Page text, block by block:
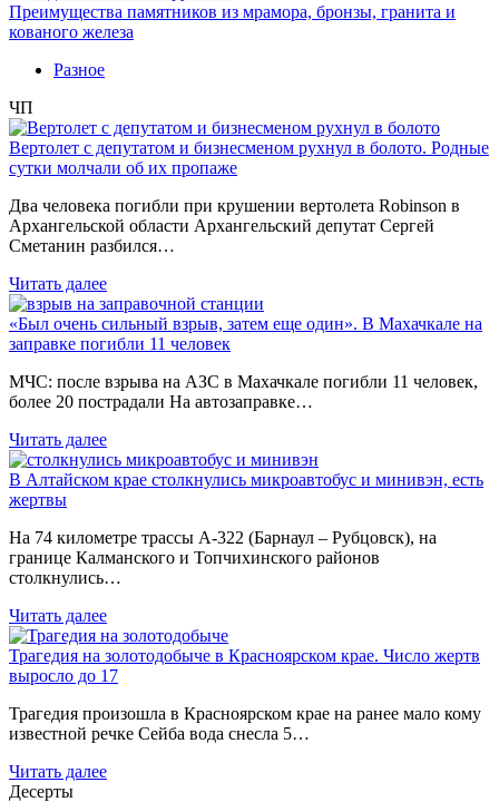
Преимущества памятников из мрамора, бронзы, гранита и
кованого железа
Разное
ЧП
Вертолет с депутатом и бизнесменом рухнул в болото. Родные
сутки молчали об их пропаже
Два человека погибли при крушении вертолета Robinson в
Архангельской области Архангельский депутат Сергей
Сметанин разбился…
Читать далее
«Был очень сильный взрыв, затем еще один». В Махачкале на
заправке погибли 11 человек
МЧС: после взрыва на АЗС в Махачкале погибли 11 человек,
более 20 пострадали На автозаправке…
Читать далее
В Алтайском крае столкнулись микроавтобус и минивэн, есть
жертвы
На 74 километре трассы А-322 (Барнаул – Рубцовск), на
границе Калманского и Топчихинского районов
столкнулись…
Читать далее
Трагедия на золотодобыче в Красноярском крае. Число жертв
выросло до 17
Трагедия произошла в Красноярском крае на ранее мало кому
известной речке Сейба вода снесла 5…
Читать далее
Десерты